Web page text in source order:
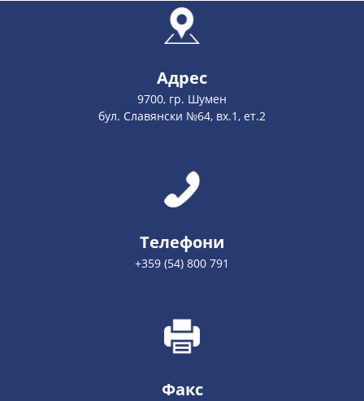
Адрес
9700, гр. Шумен
бул. Славянски №64, вх.1, ет.2
Телефони
+359 (54) 800 791
Факс